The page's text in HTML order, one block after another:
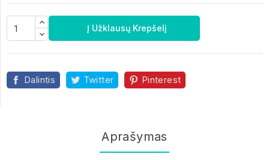
Į Užklausų Krepšelį
Dalintis Twitter Pinterest
Aprašymas